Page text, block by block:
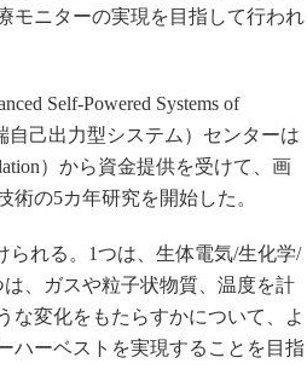
モニターの実現を目指して行われ
Self-Powered Systems of
自己出力型システム）センターは
）から資金提供を受けて、画
の5カ年研究を開始した。
れる。1つは、生体電気/生化学/
、ガスや粒子状物質、温度を計
な変化をもたらすかについて、よ
ハーベストを実現することを目指